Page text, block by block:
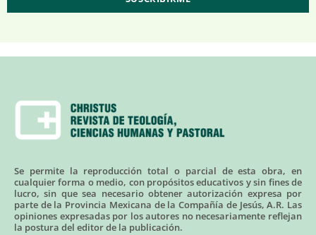
Se permite la reproducción total o parcial de esta obra, en
cualquier forma o medio, con propósitos educativos y sin fines de
lucro, sin que sea necesario obtener autorización expresa por
parte de la Provincia Mexicana de la Compañía de Jesús, A.R. Las
opiniones expresadas por los autores no necesariamente reflejan
la postura del editor de la publicación.